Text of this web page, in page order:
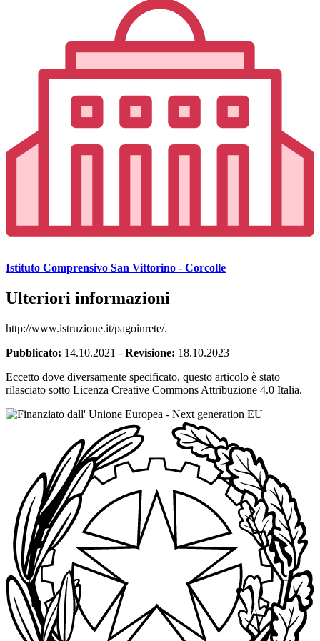
Istituto Comprensivo San Vittorino - Corcolle
Ulteriori informazioni
http://www.istruzione.it/pagoinrete/.
Pubblicato: 14.10.2021 - Revisione: 18.10.2023
Eccetto dove diversamente specificato, questo articolo è stato
rilasciato sotto Licenza Creative Commons Attribuzione 4.0 Italia.